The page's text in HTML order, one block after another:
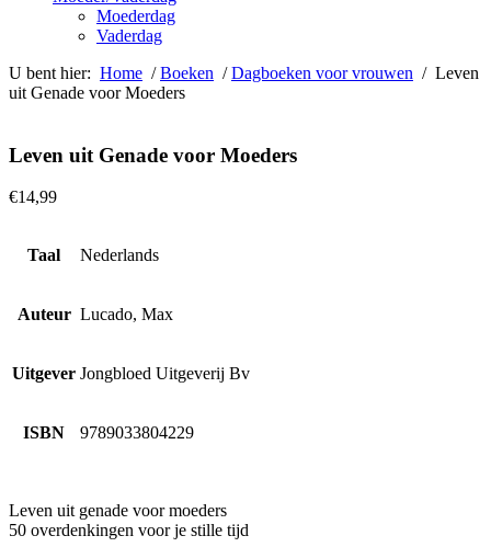
Moederdag
Vaderdag
U bent hier: Home /Boeken /Dagboeken voor vrouwen / Leven
uit Genade voor Moeders
Leven uit Genade voor Moeders
€14,99
Taal Nederlands
Auteur Lucado, Max
Uitgever Jongbloed Uitgeverij Bv
ISBN 9789033804229
Leven uit genade voor moeders
50 overdenkingen voor je stille tijd